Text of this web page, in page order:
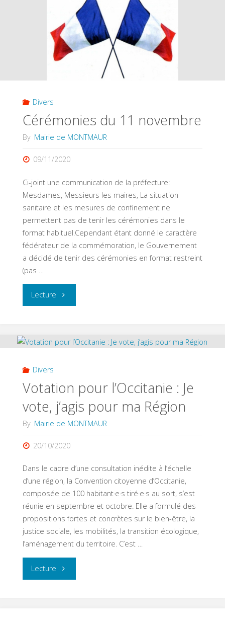
Yvelines"
Divers
Cérémonies du 11 novembre
By Mairie de MONTMAUR
09/11/2020
Ci-joint une communication de la préfecture:
Mesdames, Messieurs les maires, La situation
sanitaire et les mesures de confinement ne
permettent pas de tenir les cérémonies dans le
format habituel.Cependant étant donné le caractère
fédérateur de la commémoration, le Gouvernement
a décidé de tenir des cérémonies en format restreint
(pas …
Lecture "Cérémonies
Divers
Votation pour l’Occitanie : Je
vote, j’agis pour ma Région
By Mairie de MONTMAUR
20/10/2020
Dans le cadre d’une consultation inédite à l’échelle
d’une région, la Convention citoyenne d’Occitanie,
composée de 100 habitant·e·s tiré·e·s au sort, s’est
réunie en septembre et octobre. Elle a formulé des
propositions fortes et concrètes sur le bien-être, la
justice sociale, les mobilités, la transition écologique,
l’aménagement du territoire. C’est …
Lecture "Votation